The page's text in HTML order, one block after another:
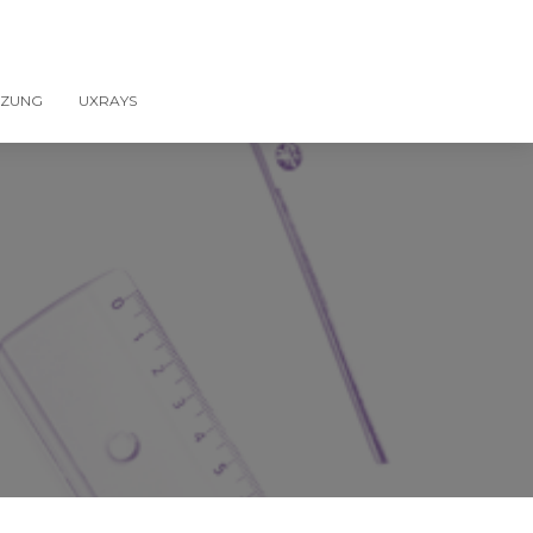
UXRAYS